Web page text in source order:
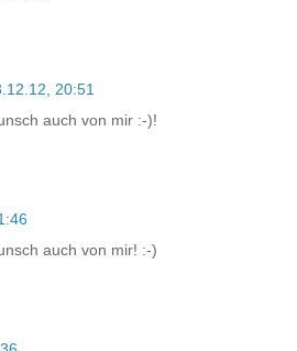
20:51
auch von mir :-)!
auch von mir! :-)